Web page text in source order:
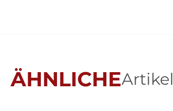
ÄHNLICHEArtikel